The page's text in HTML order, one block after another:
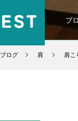
パーソナル ブ
ブログ 肩 肩こ